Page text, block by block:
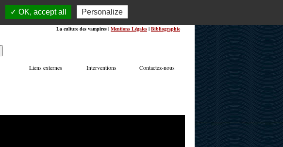
La culture des vampires | Mentions Légales | Bibliographie
Liens externes Interventions Contactez-nous
✓ OK, accept all Personalize